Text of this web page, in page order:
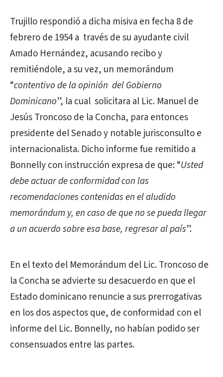
Trujillo respondió a dicha misiva en fecha 8 de
febrero de 1954 a través de su ayudante civil
Amado Hernández, acusando recibo y
remitiéndole, a su vez, un memorándum
“contentivo de la opinión del Gobierno
Dominicano”, la cual solicitara al Lic. Manuel de
Jesús Troncoso de la Concha, para entonces
presidente del Senado y notable jurisconsulto e
internacionalista. Dicho informe fue remitido a
Bonnelly con instrucción expresa de que: “Usted
debe actuar de conformidad con las
recomendaciones contenidas en el aludido
memorándum y, en caso de que no se pueda llegar
a un acuerdo sobre esa base, regresar al país”.
En el texto del Memorándum del Lic. Troncoso de
la Concha se advierte su desacuerdo en que el
Estado dominicano renuncie a sus prerrogativas
en los dos aspectos que, de conformidad con el
informe del Lic. Bonnelly, no habían podido ser
consensuados entre las partes.